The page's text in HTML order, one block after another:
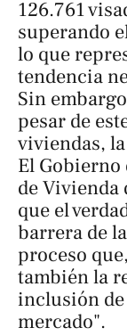
126.761
superando
lo que
tendencia
Sin
pesar de
viviendas,
El Gobierno
de Vivienda
que el
barrera de
proceso
también la
inclusión
mercado".